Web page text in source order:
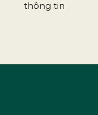
thông tin